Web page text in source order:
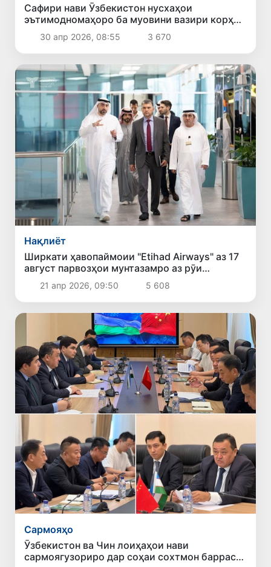
Сафири нави Ӯзбекистон нусхаҳои
эътимодномаҳоро ба муовини вазири корҳои
хориҷии АМА супурд
30 апр 2026, 08:55 3 670
Нақлиёт
Ширкати ҳавопаймоии "Etihad Airways" аз 17
август парвозҳои мунтазамро аз рӯи
хатсайри «Абу-Даби - Тошканд» оғоз
менамояд
21 апр 2026, 09:50 5 608
Сармояҳо
Ӯзбекистон ва Чин лоиҳаҳои нави
сармоягузориро дар соҳаи сохтмон баррасӣ